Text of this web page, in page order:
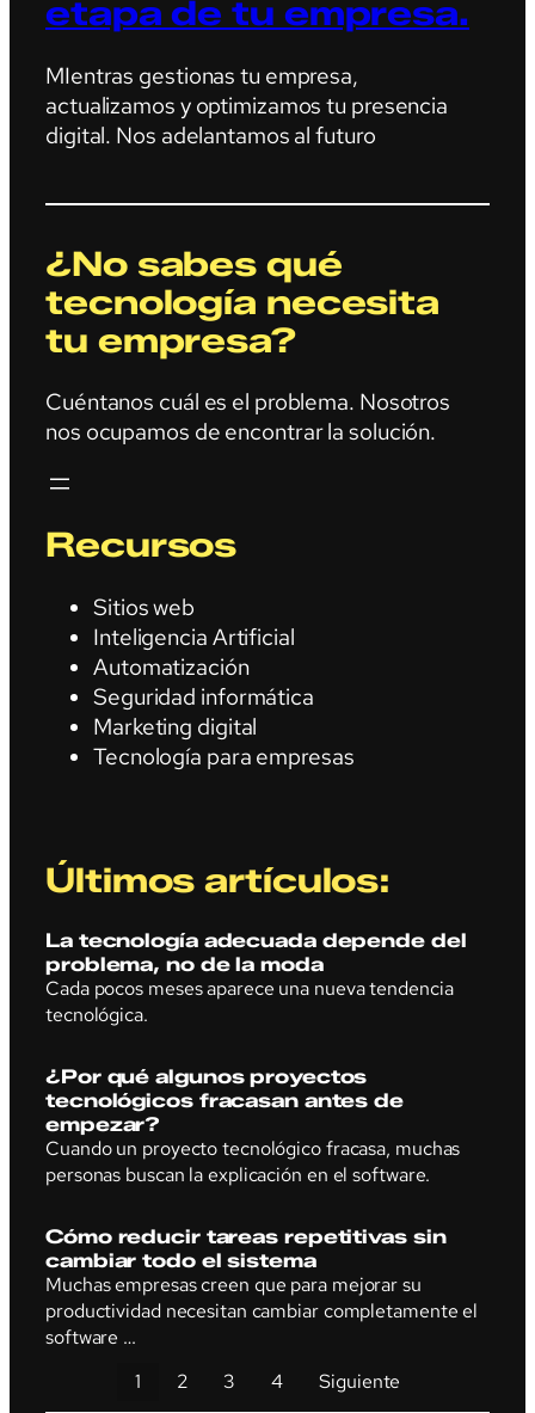
etapa de tu empresa.
MIentras gestionas tu empresa,
actualizamos y optimizamos tu presencia
digital. Nos adelantamos al futuro
¿No sabes qué
tecnología necesita
tu empresa?
Cuéntanos cuál es el problema. Nosotros
nos ocupamos de encontrar la solución.
Recursos
Sitios web
Inteligencia Artificial
Automatización
Seguridad informática
Marketing digital
Tecnología para empresas
Últimos artículos:
La tecnología adecuada depende del
problema, no de la moda
Cada pocos meses aparece una nueva tendencia
tecnológica.
¿Por qué algunos proyectos
tecnológicos fracasan antes de
empezar?
Cuando un proyecto tecnológico fracasa, muchas
personas buscan la explicación en el software.
Cómo reducir tareas repetitivas sin
cambiar todo el sistema
Muchas empresas creen que para mejorar su
productividad necesitan cambiar completamente el
software …
1
2 3 4 Siguiente